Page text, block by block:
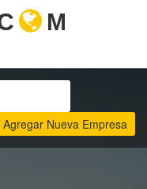
M
Agregar Nueva Empresa